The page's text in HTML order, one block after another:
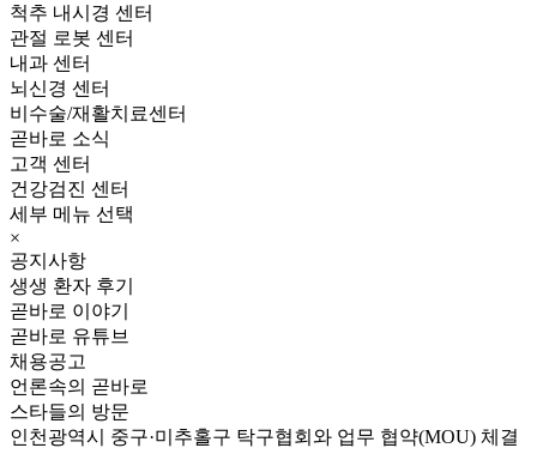
척추 내시경 센터
관절 로봇 센터
내과 센터
뇌신경 센터
비수술/재활치료센터
곧바로 소식
고객 센터
건강검진 센터
세부 메뉴 선택
×
공지사항
생생 환자 후기
곧바로 이야기
곧바로 유튜브
채용공고
언론속의 곧바로
스타들의 방문
인천광역시 중구·미추홀구 탁구협회와 업무 협약(MOU) 체결